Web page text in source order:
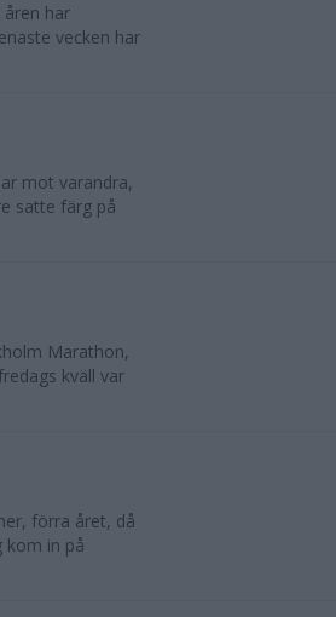
har
vecken har
mot varandra,
satte färg på
Marathon,
kväll var
förra året, då
kom in på